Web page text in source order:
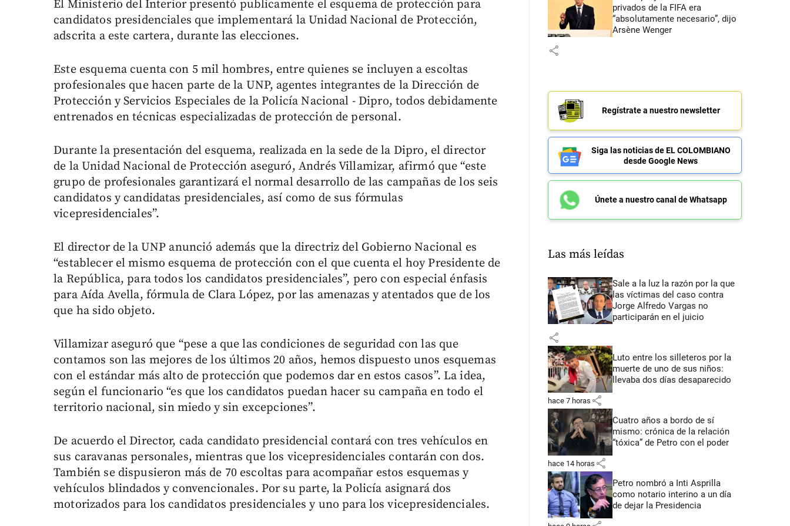
El Ministerio del Interior presentó publicamente el esquema de protección para
candidatos presidenciales que implementará la Unidad Nacional de Protección,
adscrita a este cartera, durante las elecciones.
Este esquema cuenta con 5 mil hombres, entre quienes se incluyen a escoltas
profesionales que hacen parte de la UNP, agentes integrantes de la Dirección de
Protección y Servicios Especiales de la Policía Nacional - Dipro, todos debidamente
entrenados en técnicas especializadas de protección de personal.
Durante la presentación del esquema, realizada en la sede de la Dipro, el director
de la Unidad Nacional de Protección aseguró, Andrés Villamizar, afirmó que “este
grupo de profesionales garantizará el normal desarrollo de las campañas de los seis
candidatos y candidatas presidenciales, así como de sus fórmulas
vicepresidenciales”.
El director de la UNP anunció además que la directriz del Gobierno Nacional es
“establecer el mismo esquema de protección con el que cuenta el hoy Presidente de
la República, para todos los candidatos presidenciales”, pero con especial énfasis
para Aída Avella, fórmula de Clara López, por las amenazas y atentados que de los
que ha sido objeto.
Villamizar aseguró que “pese a que las condiciones de seguridad con las que
contamos son las mejores de los últimos 20 años, hemos dispuesto unos esquemas
con el estándar más alto de protección que podemos dar en estos casos”. La idea,
según el funcionario “es que los candidatos puedan hacer su campaña en todo el
territorio nacional, sin miedo y sin excepciones”.
De acuerdo el Director, cada candidato presidencial contará con tres vehículos en
sus caravanas personales, mientras que los vicepresidenciales contarán con dos.
También se dispusieron más de 70 escoltas para acompañar estos esquemas y
vehículos blindados y convencionales. Por su parte, la Policía asignará dos
motorizados para los candidatos presidenciales y uno para los vicepresidenciales.
privados de la FIFA era
“absolutamente necesario”, dijo
Arsène Wenger
share
Regístrate a nuestro newsletter
Siga las noticias de EL COLOMBIANO
desde Google News
Únete a nuestro canal de Whatsapp
Las más leídas
Sale a la luz la razón por la que
las víctimas del caso contra
Jorge Alfredo Vargas no
participarán en el juicio
share
Luto entre los silleteros por la
muerte de uno de sus niños:
llevaba dos días desaparecido
hace 7 horas share
Cuatro años a bordo de sí
mismo: crónica de la relación
“tóxica” de Petro con el poder
hace 14 horas share
Petro nombró a Inti Asprilla
como notario interino a un día
de dejar la Presidencia